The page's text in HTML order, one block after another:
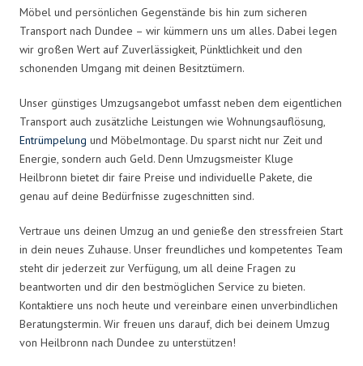
Möbel und persönlichen Gegenstände bis hin zum sicheren
Transport nach Dundee – wir kümmern uns um alles. Dabei legen
wir großen Wert auf Zuverlässigkeit, Pünktlichkeit und den
schonenden Umgang mit deinen Besitztümern.
Unser günstiges Umzugsangebot umfasst neben dem eigentlichen
Transport auch zusätzliche Leistungen wie Wohnungsauflösung,
Entrümpelung und Möbelmontage. Du sparst nicht nur Zeit und
Energie, sondern auch Geld. Denn Umzugsmeister Kluge
Heilbronn bietet dir faire Preise und individuelle Pakete, die
genau auf deine Bedürfnisse zugeschnitten sind.
Vertraue uns deinen Umzug an und genieße den stressfreien Start
in dein neues Zuhause. Unser freundliches und kompetentes Team
steht dir jederzeit zur Verfügung, um all deine Fragen zu
beantworten und dir den bestmöglichen Service zu bieten.
Kontaktiere uns noch heute und vereinbare einen unverbindlichen
Beratungstermin. Wir freuen uns darauf, dich bei deinem Umzug
von Heilbronn nach Dundee zu unterstützen!